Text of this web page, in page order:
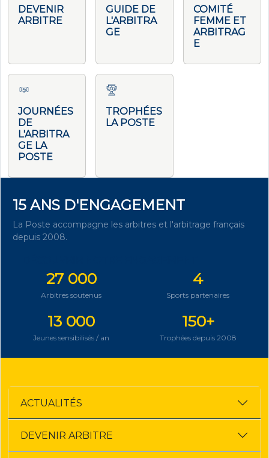
DEVENIR
ARBITRE
GUIDE DE
L'ARBITRA
GE
COMITÉ
FEMME ET
ARBITRAG
E
JOURNÉES
DE
L'ARBITRA
GE LA
POSTE
TROPHÉES
LA POSTE
15 ANS D'ENGAGEMENT
La Poste accompagne les arbitres et l'arbitrage français
depuis 2008.
27 000
Arbitres soutenus
4
Sports partenaires
13 000
Jeunes sensibilisés / an
150+
Trophées depuis 2008
ACTUALITÉS
DEVENIR ARBITRE